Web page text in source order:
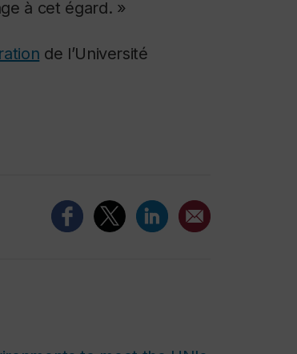
à cet égard. »
de l’Université